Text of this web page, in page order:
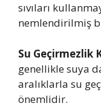
sıvıları
nemlendirilmiş
Su Geçirmezlik
genellikle suya
aralıklarla su
önemlidir.